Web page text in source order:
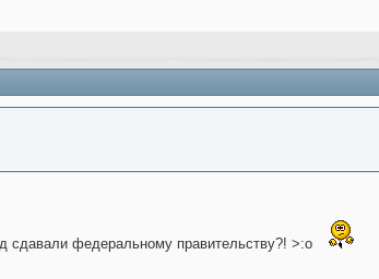
сдавали федеральному правительству?! >:o